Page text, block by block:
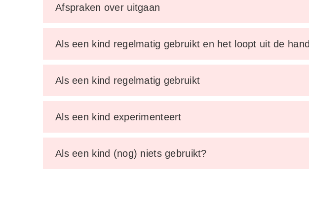
Afspraken over uitgaan
Als een kind regelmatig gebruikt en het loopt uit de hand
Als een kind regelmatig gebruikt
Als een kind experimenteert
Als een kind (nog) niets gebruikt?